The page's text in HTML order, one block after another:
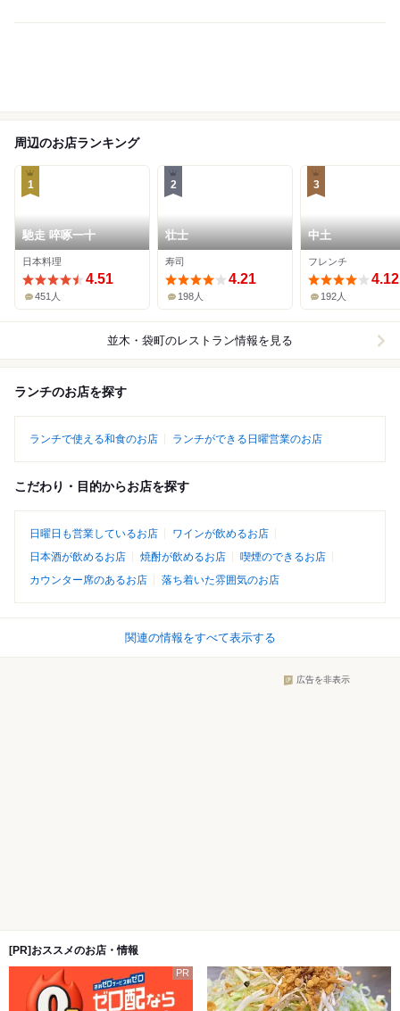
周辺のお店ランキング
1
馳走 啐啄一十
日本料理
4.51
451人
2
壮士
寿司
4.21
198人
3
中土
フレンチ
4.12
192人
並木・袋町のレストラン情報を見る
ランチのお店を探す
ランチで使える和食のお店 ランチができる日曜営業のお店
こだわり・目的からお店を探す
日曜日も営業しているお店
ワインが飲めるお店
日本酒が飲めるお店
焼酎が飲めるお店
喫煙のできるお店
カウンター席のあるお店
落ち着いた雰囲気のお店
関連の情報をすべて表示する
広告を非表示
[PR]おススメのお店・情報
PR